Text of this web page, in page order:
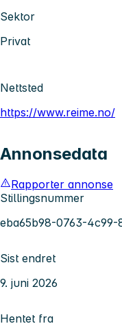
Sektor
Privat
Nettsted
https://www.reime.no/
Annonsedata
Rapporter annonse
Stillingsnummer
eba65b98-0763-4c99-
Sist endret
9. juni 2026
Hentet fra